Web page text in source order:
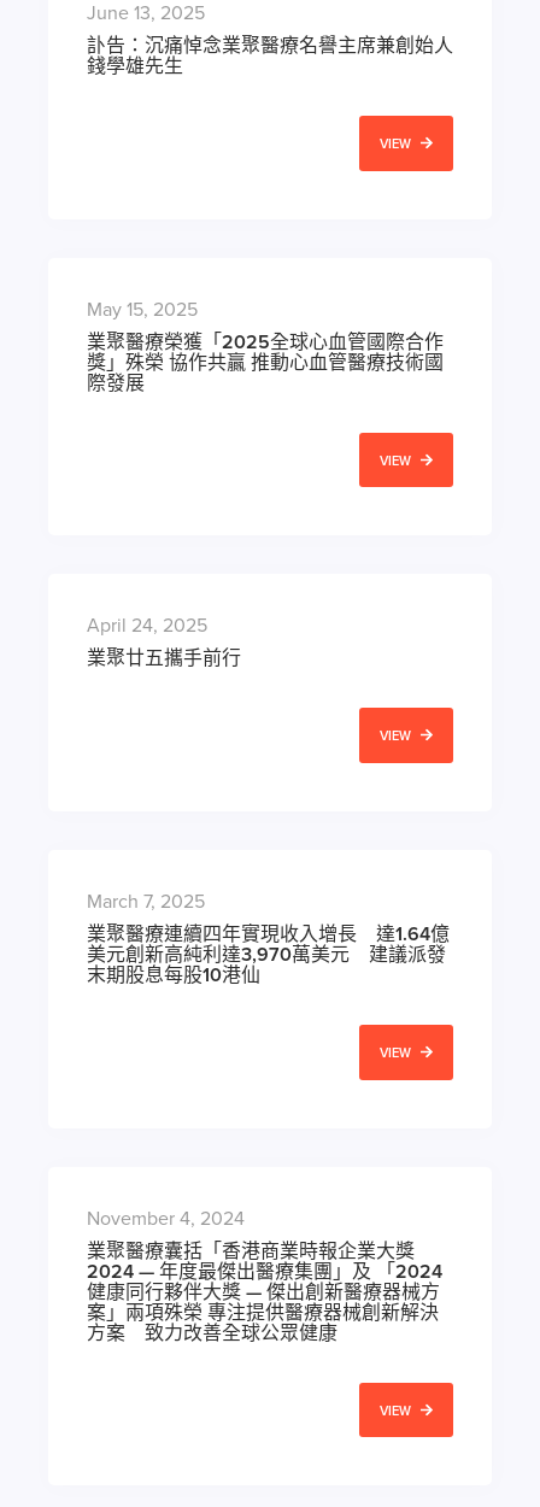
June 13, 2025
訃告：沉痛悼念業聚醫療名譽主席兼創始人
錢學雄先生
VIEW
May 15, 2025
業聚醫療榮獲「2025全球心血管國際合作
獎」殊榮 協作共贏 推動心血管醫療技術國
際發展
VIEW
April 24, 2025
業聚廿五攜手前行
VIEW
March 7, 2025
業聚醫療連續四年實現收入增長 達1.64億
美元創新高純利達3,970萬美元 建議派發
末期股息每股10港仙
VIEW
November 4, 2024
業聚醫療囊括「香港商業時報企業大獎
2024 — 年度最傑出醫療集團」及 「2024
健康同行夥伴大獎 — 傑出創新醫療器械方
案」兩項殊榮 專注提供醫療器械創新解決
方案 致力改善全球公眾健康
VIEW